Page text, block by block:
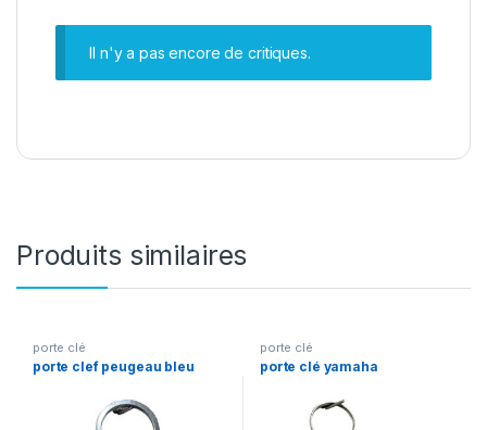
Il n'y a pas encore de critiques.
Produits similaires
porte clé
porte clef peugeau bleu
porte clé
porte clé yamaha